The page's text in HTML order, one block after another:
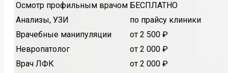
Осмотр профильным врачом БЕСПЛАТНО
Анализы, УЗИ
по прайсу клиники
Врачебные манипуляции
от 2 500 ₽
Невропатолог
от 2 000 ₽
Врач ЛФК
от 2 000 ₽